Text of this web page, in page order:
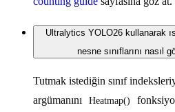
Ultralytics YOLO26 kullanarak
nesne sınıflarını nasıl
Tutmak istediğin sınıf
argümanını Heatmap()